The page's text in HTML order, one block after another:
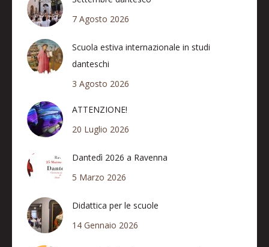
7 Agosto 2026
Scuola estiva internazionale in studi
danteschi
3 Agosto 2026
ATTENZIONE!
20 Luglio 2026
Dantedì 2026 a Ravenna
5 Marzo 2026
Didattica per le scuole
14 Gennaio 2026